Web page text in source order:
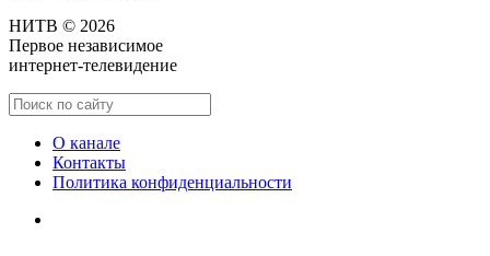
НИТВ © 2026
Первое независимое
интернет-телевидение
О канале
Контакты
Политика конфиденциальности